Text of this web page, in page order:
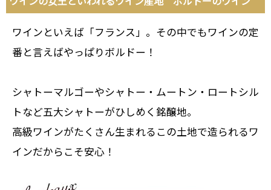
ワインといえば「フランス」。その中でもワインの定
番と言えばやっぱりボルドー！
シャトーマルゴーやシャトー・ムートン・ロートシル
トなど五大シャトーがひしめく銘醸地。
高級ワインがたくさん生まれるこの土地で造られるワ
インだからこそ安心！